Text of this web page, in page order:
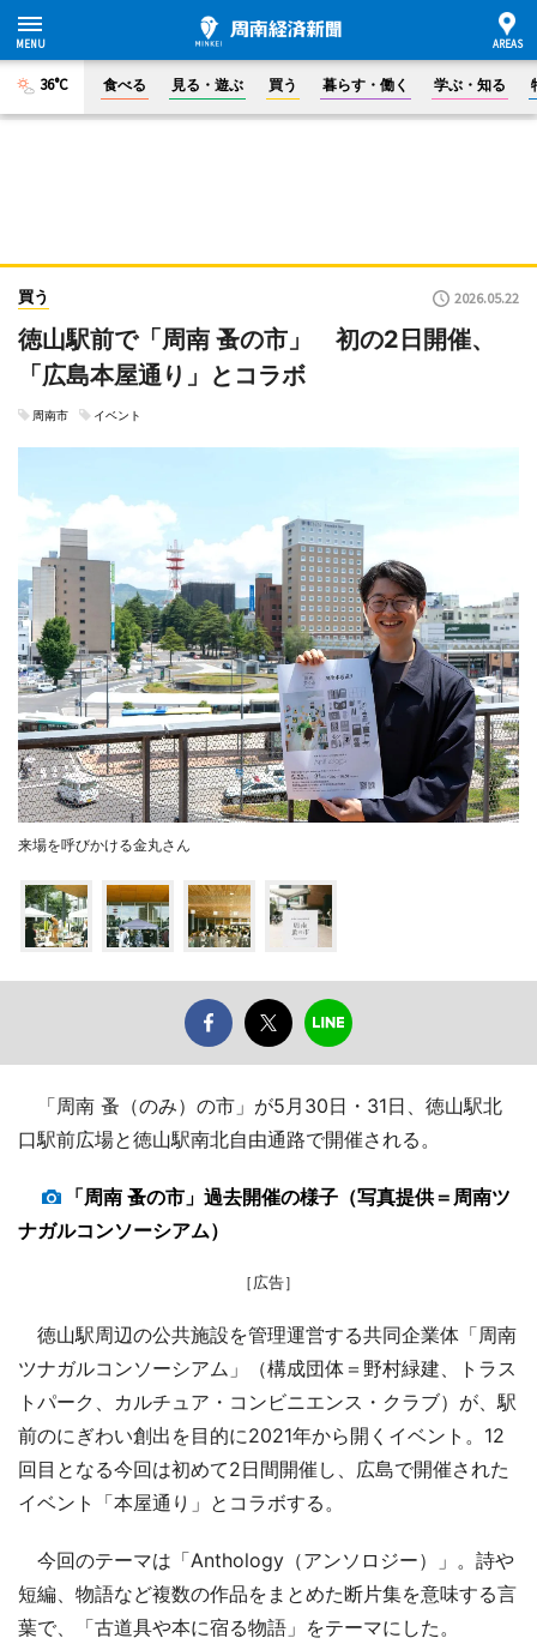
36°C 食べる 見る・遊ぶ 買う 暮らす・働く 学ぶ・知る
買う 2026.05.22
徳山駅前で「周南 蚤の市」 初の2日開催、
「広島本屋通り」とコラボ
周南市 イベント
来場を呼びかける金丸さん
「周南 蚤（のみ）の市」が5月30日・31日、徳山駅北
口駅前広場と徳山駅南北自由通路で開催される。
「周南 蚤の市」過去開催の様子（写真提供＝周南ツ
ナガルコンソーシアム）
［広告］
徳山駅周辺の公共施設を管理運営する共同企業体「周南
ツナガルコンソーシアム」（構成団体＝野村緑建、トラス
トパーク、カルチュア・コンビニエンス・クラブ）が、駅
前のにぎわい創出を目的に2021年から開くイベント。12
回目となる今回は初めて2日間開催し、広島で開催された
イベント「本屋通り」とコラボする。
今回のテーマは「Anthology（アンソロジー）」。詩や
短編、物語など複数の作品をまとめた断片集を意味する言
葉で、「古道具や本に宿る物語」をテーマにした。